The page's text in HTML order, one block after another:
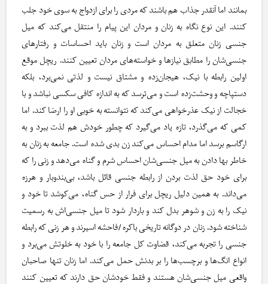
بمانند اما آنقدر جذاب هم باشند که مردی را برای ازدواج به سوی خود جلب
کنند. این نوع نگاه به زنان و مردان این پیام را منتقل می‌کند که میل
جنسی زنان متعلق به مردان است و زنان باید احساسات و رفتارهای
جنسی‌شان را مطابق نیازها و خواسته‌های مردان تعیین کنند. ریچل موقع
اولین رابطه با نیک، هیجان‌زده و مشتاق نیست و لذتی نمی‌برد، بلکه
دستپاچه و وحشت‌زده است و می‌ترسد که به اندازه کافی سکسی نباشد و با
خجالت از نیک عذرخواهی می‌کند که نتوانسته به خوبی او را ارضا کند. اما
کمی که می‌گذرد، تازه یاد می‌گیرد که چطور خودش هم لذت ببرد و به
ارگاسم برسد اما مدام احساس می‌کند زن بدی شده است. جامعه به زنان به
خاطر بها دادن به میل جنسی‌شان احساس شرم و گناه می‌دهد و زنی را که
برای خود حق لذت بردن از رابطه جنسی قائل باشد، بی‌بند‌وبار و هرزه
می‌داند. به همین دلیل ریچل برای فرار از حس گناه، می‌کوشد تا خود و
نیک را به زن و شوهر بدل کند و باردار شود تا میل جنسی‌اش به رسمیت
شناخته شود. زنان در دوگانه تاریخی باکره/فاحشه اسیرند و هر زنی که رابطه
جنسی را تجربه می‌کند، قضاوت کل جامعه را با خود به خلوتش می‌برد و
انواع انگ‌ها و برچسب‌ها را بر بدنش حمل می‌کند. اما زنان تنها صاحبان
واقعی میل جنسی‌شان هستند و فقط خودشان حق دارند که تعیین کنند